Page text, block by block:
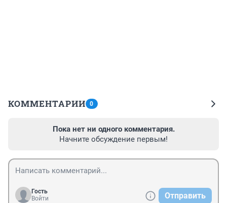
КОММЕНТАРИИ 0
Пока нет ни одного комментария.
Начните обсуждение первым!
Гость
Войти
Отправить